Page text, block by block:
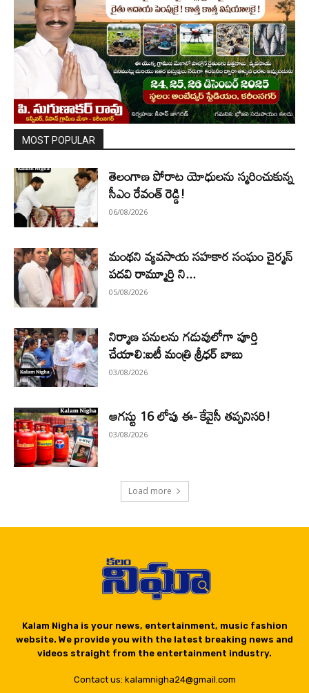
MOST POPULAR
తెలంగాణ పోరాట యోధులను స్మరించుకున్న
సీఎం రేవంత్ రెడ్డి!
06/08/2026
మంథని వ్యవసాయ సహకార సంఘం చైర్మన్
పదవి రామ్మూర్తి ని...
05/08/2026
నిర్మాణ పనులను గడువులోగా పూర్తి
చేయాలి:ఐటీ మంత్రి శ్రీధర్ బాబు
03/08/2026
ఆగస్టు 16 లోపు ఈ- కేవైసీ తప్పనిసరి!
03/08/2026
Load more
Kalam Nigha is your news, entertainment, music fashion
website. We provide you with the latest breaking news and
videos straight from the entertainment industry.
Contact us: kalamnigha24@gmail.com